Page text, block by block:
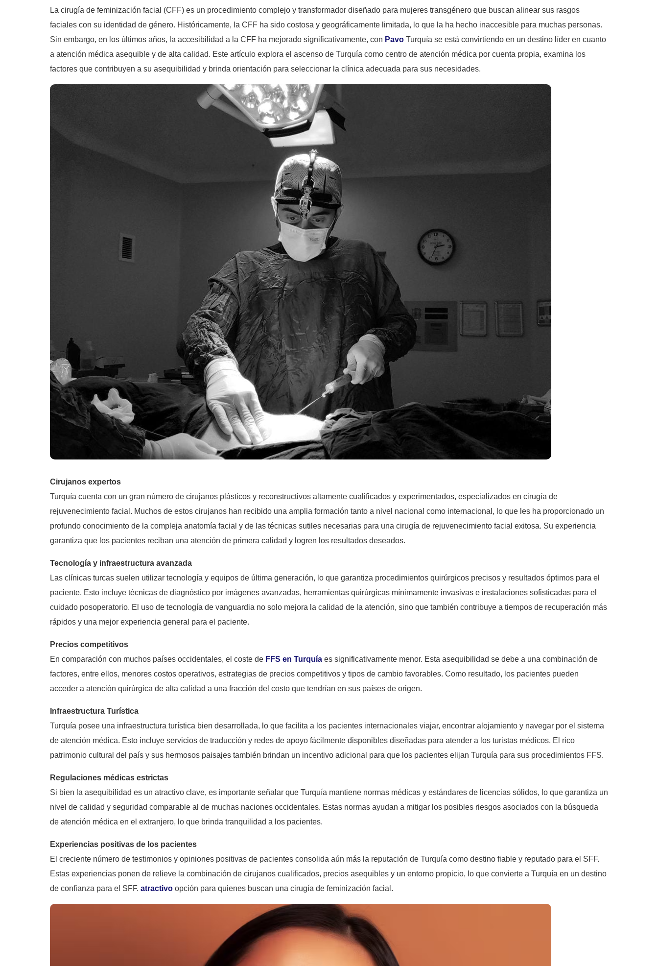
La cirugía de feminización facial (CFF) es un procedimiento complejo y transformador diseñado para mujeres transgénero que buscan alinear sus rasgos
faciales con su identidad de género. Históricamente, la CFF ha sido costosa y geográficamente limitada, lo que la ha hecho inaccesible para muchas personas.
Sin embargo, en los últimos años, la accesibilidad a la CFF ha mejorado significativamente, con Pavo Turquía se está convirtiendo en un destino líder en cuanto
a atención médica asequible y de alta calidad. Este artículo explora el ascenso de Turquía como centro de atención médica por cuenta propia, examina los
factores que contribuyen a su asequibilidad y brinda orientación para seleccionar la clínica adecuada para sus necesidades.
Cirujanos expertos
Turquía cuenta con un gran número de cirujanos plásticos y reconstructivos altamente cualificados y experimentados, especializados en cirugía de
rejuvenecimiento facial. Muchos de estos cirujanos han recibido una amplia formación tanto a nivel nacional como internacional, lo que les ha proporcionado un
profundo conocimiento de la compleja anatomía facial y de las técnicas sutiles necesarias para una cirugía de rejuvenecimiento facial exitosa. Su experiencia
garantiza que los pacientes reciban una atención de primera calidad y logren los resultados deseados.
Tecnología y infraestructura avanzada
Las clínicas turcas suelen utilizar tecnología y equipos de última generación, lo que garantiza procedimientos quirúrgicos precisos y resultados óptimos para el
paciente. Esto incluye técnicas de diagnóstico por imágenes avanzadas, herramientas quirúrgicas mínimamente invasivas e instalaciones sofisticadas para el
cuidado posoperatorio. El uso de tecnología de vanguardia no solo mejora la calidad de la atención, sino que también contribuye a tiempos de recuperación más
rápidos y una mejor experiencia general para el paciente.
Precios competitivos
En comparación con muchos países occidentales, el coste de FFS en Turquía es significativamente menor. Esta asequibilidad se debe a una combinación de
factores, entre ellos, menores costos operativos, estrategias de precios competitivos y tipos de cambio favorables. Como resultado, los pacientes pueden
acceder a atención quirúrgica de alta calidad a una fracción del costo que tendrían en sus países de origen.
Infraestructura Turística
Turquía posee una infraestructura turística bien desarrollada, lo que facilita a los pacientes internacionales viajar, encontrar alojamiento y navegar por el sistema
de atención médica. Esto incluye servicios de traducción y redes de apoyo fácilmente disponibles diseñadas para atender a los turistas médicos. El rico
patrimonio cultural del país y sus hermosos paisajes también brindan un incentivo adicional para que los pacientes elijan Turquía para sus procedimientos FFS.
Regulaciones médicas estrictas
Si bien la asequibilidad es un atractivo clave, es importante señalar que Turquía mantiene normas médicas y estándares de licencias sólidos, lo que garantiza un
nivel de calidad y seguridad comparable al de muchas naciones occidentales. Estas normas ayudan a mitigar los posibles riesgos asociados con la búsqueda
de atención médica en el extranjero, lo que brinda tranquilidad a los pacientes.
Experiencias positivas de los pacientes
El creciente número de testimonios y opiniones positivas de pacientes consolida aún más la reputación de Turquía como destino fiable y reputado para el SFF.
Estas experiencias ponen de relieve la combinación de cirujanos cualificados, precios asequibles y un entorno propicio, lo que convierte a Turquía en un destino
de confianza para el SFF. atractivo opción para quienes buscan una cirugía de feminización facial.